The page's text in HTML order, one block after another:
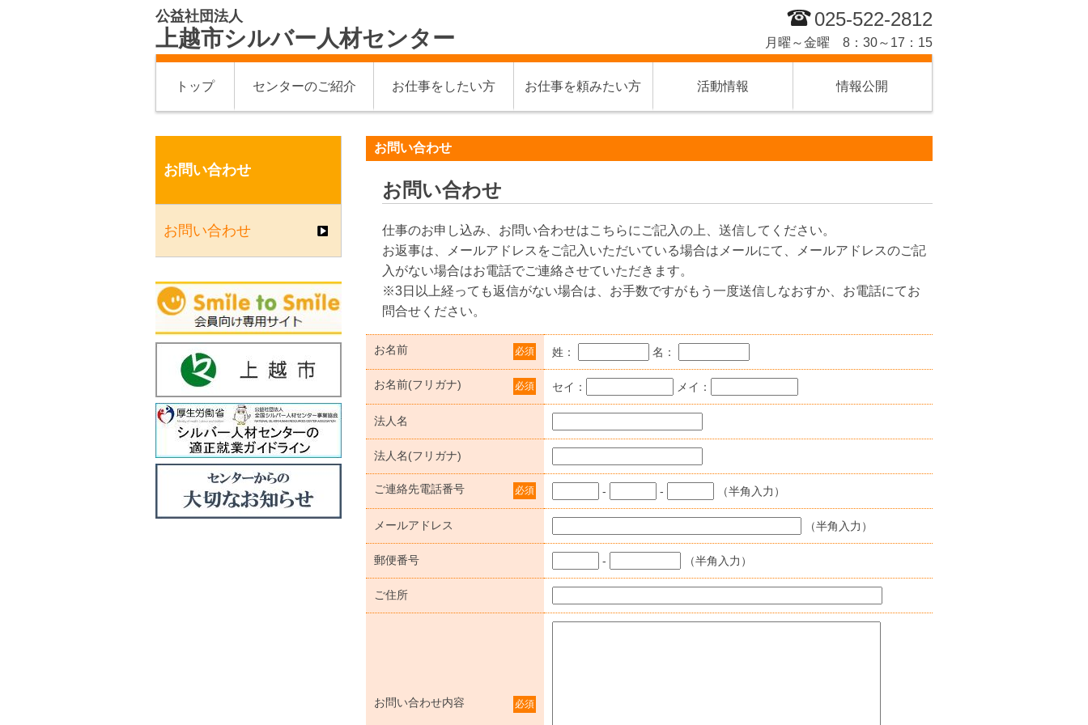
公益社団法人
上越市シルバー人材センター
025-522-2812
月曜～金曜 8：30～17：15
トップ センターのご紹介 お仕事をしたい方 お仕事を頼みたい方 活動情報 情報公開
お問い合わせ
お問い合わせ
仕事のお申し込み、お問い合わせはこちらにご記入の上、送信してください。
お返事は、メールアドレスをご記入いただいている場合はメールにて、メールアドレスのご記
入がない場合はお電話でご連絡させていただきます。
※3日以上経っても返信がない場合は、お手数ですがもう一度送信しなおすか、お電話にてお
問合せください。
お名前 必須 姓： 名：
お名前(フリガナ) 必須 セイ： メイ：
法人名
法人名(フリガナ)
ご連絡先電話番号 必須 - - （半角入力）
メールアドレス （半角入力）
郵便番号 - （半角入力）
ご住所
お問い合わせ内容 必須
お問い合わせ
お問い合わせ